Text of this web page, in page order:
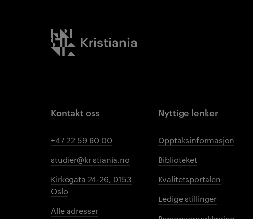
Kristiania logo
Kontakt oss
+47 22 59 60 00
studier@kristiania.no
Kirkegata 24-26, 0153
Oslo
Alle adresser
Nyttige lenker
Opptaksinformasjon
Biblioteket
Kvalitetsportalen
Ledige stillinger